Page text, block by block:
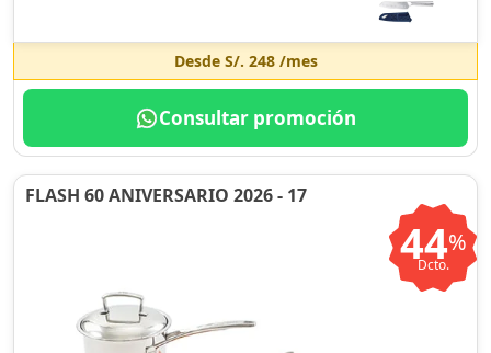
Desde S/. 248/mes
Consultar promoción
FLASH 60 ANIVERSARIO 2026 - 17
44%
Dcto.